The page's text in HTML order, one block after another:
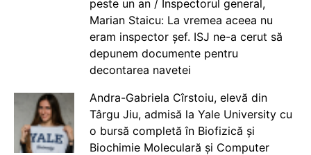
peste un an / Inspectorul general,
Marian Staicu: La vremea aceea nu
eram inspector șef. ISJ ne-a cerut să
depunem documente pentru
decontarea navetei
Andra-Gabriela Cîrstoiu, elevă din
Târgu Jiu, admisă la Yale University cu
o bursă completă în Biofizică și
Biochimie Moleculară și Computer